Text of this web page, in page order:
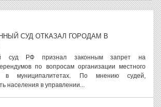
СУД ОТКАЗАЛ ГОРОДАМ В
суд РФ признал законным запрет на
по вопросам организации местного
в муниципалитетах. По мнению судей,
населения в управлении...